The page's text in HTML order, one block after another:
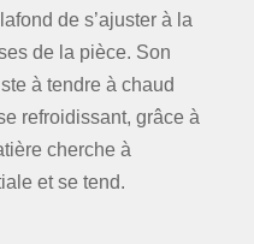
de s’ajuster à la
de la pièce. Son
à tendre à chaud
refroidissant, grâce à
cherche à
et se tend.